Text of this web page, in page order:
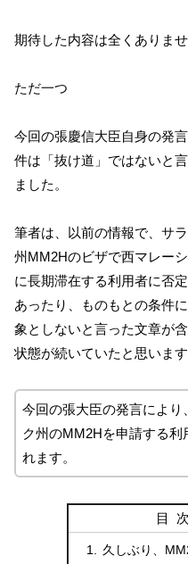
期待した内容は全くありませ
ただ一つ
今回の張慶信大臣自身の発
件は「抜け道」ではないと
ました。
筆者は、以前の情報で、サ
州MM2Hのビザで西マレー
に長期滞在する利用者に否
あったり、ものもとの条件
象としないと言った文章が
状態が続いていたと思います
今回の張大臣の発言により
ク州のMM2Hを申請する利
れます。
目次
久しぶり、